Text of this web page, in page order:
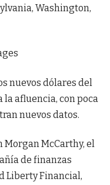
Washington,
nuevos dólares del
afluencia, con poca
nuevos datos.
Morgan McCarthy, el
de finanzas
Liberty Financial,